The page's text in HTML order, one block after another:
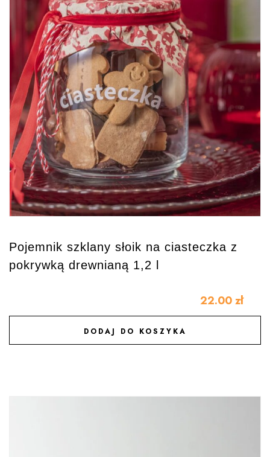
Pojemnik szklany słoik na ciasteczka z
pokrywką drewnianą 1,2 l
22.00 zł
DODAJ DO KOSZYKA
DODAJ DO ULUBIONYCH